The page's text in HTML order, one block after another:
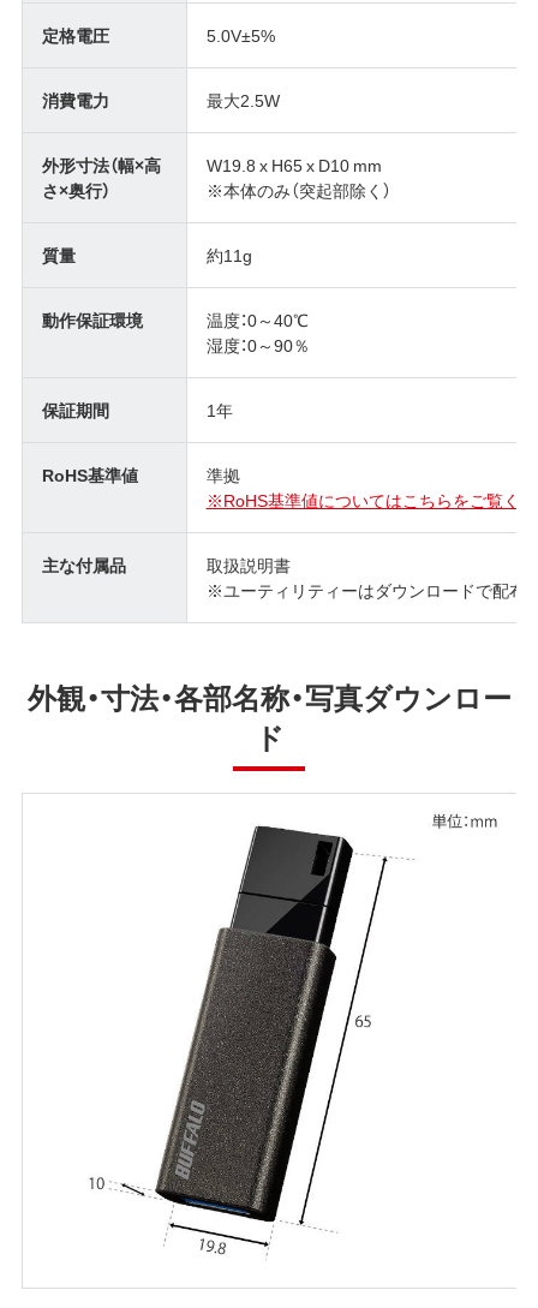
定格電圧 5.0V±5%
消費電力 最大2.5W
外形寸法（幅×高
さ×奥行）
W19.8 x H65 x D10 mm
※本体のみ（突起部除く）
質量 約11g
動作保証環境
温度：0～40℃
湿度：0～90％
保証期間 1年
RoHS基準値
準拠
※RoHS基準値についてはこちらをご覧くだ
主な付属品
取扱説明書
※ユーティリティーはダウンロードで配布
外観・寸法・各部名称・写真ダウンロー
ド